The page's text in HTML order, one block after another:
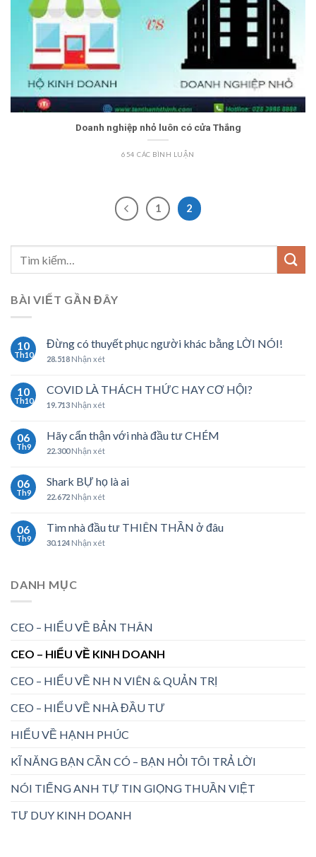
Doanh nghiệp nhỏ luôn có cửa Thắng
654 CÁC BÌNH LUẬN
1 2
BÀI VIẾT GẦN ĐÂY
10
Th10
Đừng có thuyết phục người khác bằng LỜI NÓI!
28.518 Nhận xét
10
Th10
COVID LÀ THÁCH THỨC HAY CƠ HỘI?
19.713 Nhận xét
06
Th9
Hãy cẩn thận với nhà đầu tư CHÉM
22.300Nhận xét
06
Th9
Shark BỰ họ là ai
22.672 Nhận xét
06
Th9
Tìm nhà đầu tư THIÊN THẦN ở đâu
30.124 Nhận xét
DANH MỤC
CEO – HIỂU VỀ BẢN THÂN
CEO – HIỂU VỀ KINH DOANH
CEO – HIỂU VỀ NH N VIÊN & QUẢN TRỊ
CEO – HIỂU VỀ NHÀ ĐẦU TƯ
HIỂU VỀ HẠNH PHÚC
KĨ NĂNG BẠN CẦN CÓ – BẠN HỎI TÔI TRẢ LỜI
NÓI TIẾNG ANH TỰ TIN GIỌNG THUẦN VIỆT
TƯ DUY KINH DOANH